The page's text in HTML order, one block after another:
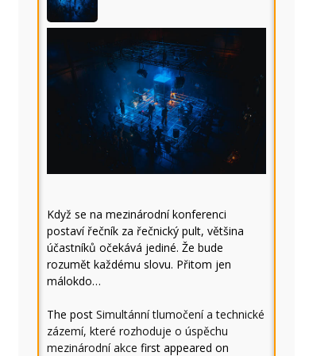
Když se na mezinárodní konferenci
postaví řečník za řečnický pult, většina
účastníků očekává jediné. Že bude
rozumět každému slovu. Přitom jen
málokdo…
The post Simultánní tlumočení a technické
zázemí, které rozhoduje o úspěchu
mezinárodní akce first appeared on